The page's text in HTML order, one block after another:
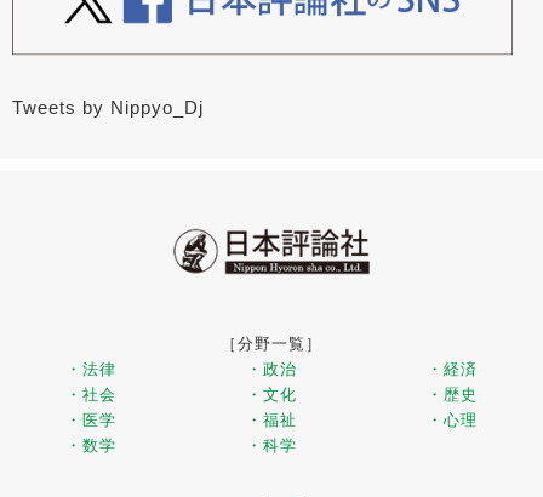
Tweets by Nippyo_Dj
［分野一覧］
・法律
・政治
・経済
・社会
・文化
・歴史
・医学
・福祉
・心理
・数学
・科学